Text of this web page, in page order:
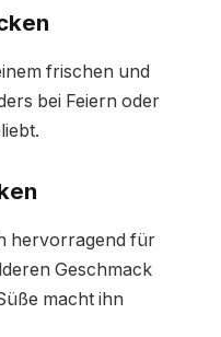
frischen und
bei Feiern oder
hervorragend für
Geschmack
macht ihn